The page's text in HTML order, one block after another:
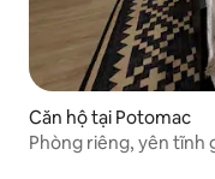
Căn hộ tại Potomac
Phòng riêng, yên tĩnh